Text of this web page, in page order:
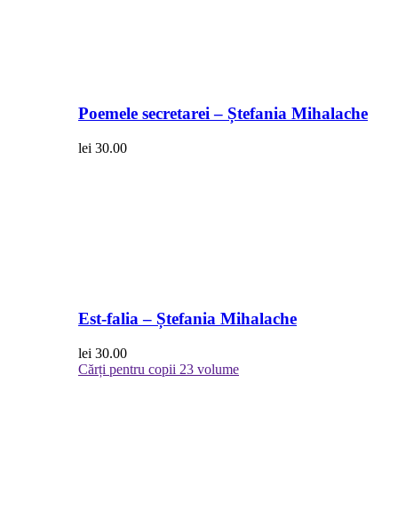
Poemele secretarei – Ștefania Mihalache
lei 30.00
Est-falia – Ștefania Mihalache
lei 30.00
Cărți pentru copii 23 volume